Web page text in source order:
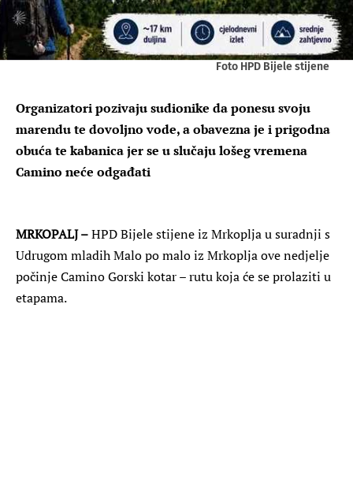
Foto HPD Bijele stijene
Organizatori pozivaju sudionike da ponesu svoju
marendu te dovoljno vode, a obavezna je i prigodna
obuća te kabanica jer se u slučaju lošeg vremena
Camino neće odgađati
MRKOPALJ –HPD Bijele stijene iz Mrkoplja u suradnji s
Udrugom mladih Malo po malo iz Mrkoplja ove nedjelje
počinje Camino Gorski kotar – rutu koja će se prolaziti u
etapama.